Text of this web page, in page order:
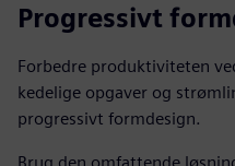
Progressivt
Forbedre produktiviteten
kedelige opgaver og
progressivt formdesign.
Brug den omfattende